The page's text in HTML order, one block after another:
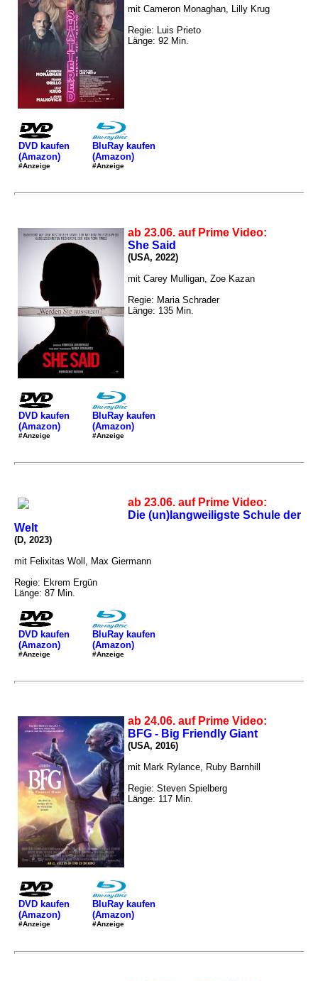
mit Cameron Monaghan, Lilly Krug
Regie: Luis Prieto
Länge: 92 Min.
DVD kaufen
(Amazon)
#Anzeige
BluRay kaufen
(Amazon)
#Anzeige
ab 23.06. auf Prime Video:
She Said
(USA, 2022)
mit Carey Mulligan, Zoe Kazan
Regie: Maria Schrader
Länge: 135 Min.
DVD kaufen
(Amazon)
#Anzeige
BluRay kaufen
(Amazon)
#Anzeige
ab 23.06. auf Prime Video:
Die (un)langweiligste Schule der
Welt
(D, 2023)
mit Felixitas Woll, Max Giermann
Regie: Ekrem Ergün
Länge: 87 Min.
DVD kaufen
(Amazon)
#Anzeige
BluRay kaufen
(Amazon)
#Anzeige
ab 24.06. auf Prime Video:
BFG - Big Friendly Giant
(USA, 2016)
mit Mark Rylance, Ruby Barnhill
Regie: Steven Spielberg
Länge: 117 Min.
DVD kaufen
(Amazon)
#Anzeige
BluRay kaufen
(Amazon)
#Anzeige